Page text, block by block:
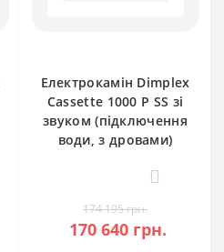
Електрокамін Dimplex
Cassette 1000 P SS зі
звуком (підключення
води, з дровами)
0
174 195 грн.
170 640 грн.